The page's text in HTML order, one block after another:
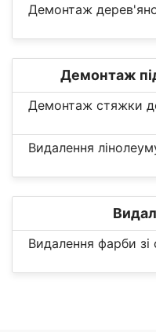
Демонтаж
Демонтаж
Демонтаж стяжки
Видалення
Видалення фарби зі